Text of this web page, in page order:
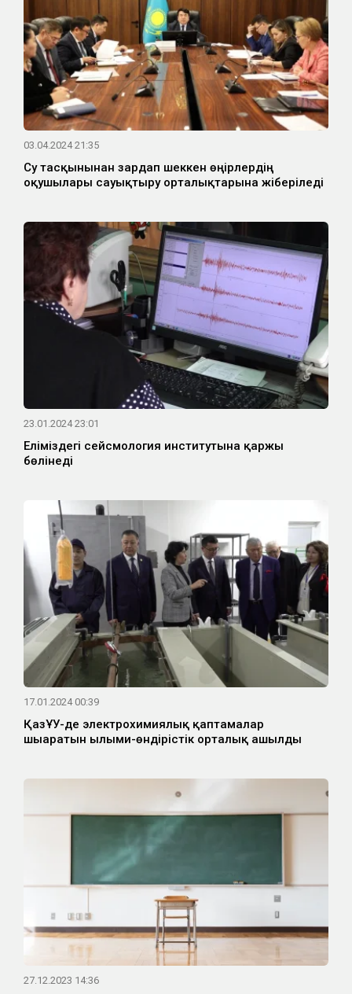
03.04.2024 21:35
Су тасқынынан зардап шеккен өңірлердің
оқушылары сауықтыру орталықтарына жіберіледі
23.01.2024 23:01
Еліміздегі сейсмология институтына қаржы
бөлінеді
17.01.2024 00:39
ҚазҰУ-де электрохимиялық қаптамалар
шығаратын ғылыми-өндірістік орталық ашылды
27.12.2023 14:36